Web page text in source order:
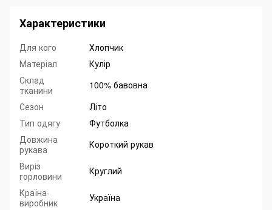
Характеристики
Для кого
Хлопчик
Матеріал
Кулір
Склад
тканини
100% бавовна
Сезон
Літо
Тип одягу
Футболка
Довжина
рукава
Короткий рукав
Виріз
горловини
Круглий
Країна-
виробник
Україна